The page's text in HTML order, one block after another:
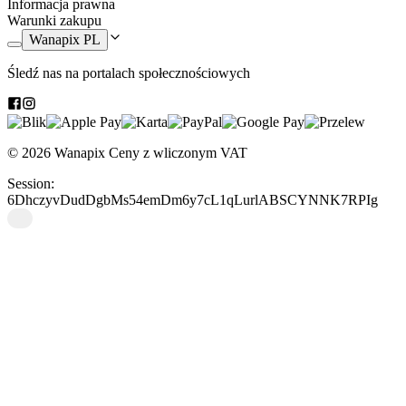
Informacja prawna
Warunki zakupu
Wanapix PL
Śledź nas na portalach społecznościowych
© 2026 Wanapix Ceny z wliczonym VAT
Session:
6DhczyvDudDgbMs54emDm6y7cL1qLurlABSCYNNK7RPIg